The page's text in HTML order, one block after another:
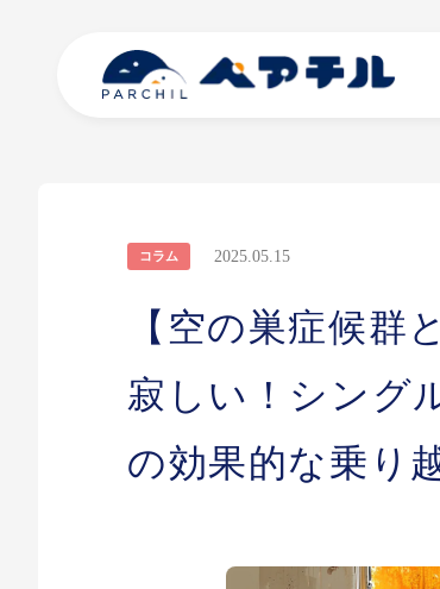
コラム 2025.05.15
【空の巣症候群
寂しい！シング
の効果的な乗り